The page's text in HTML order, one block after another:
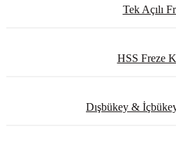
Tek Açılı
HSS Freze
Dışbükey &